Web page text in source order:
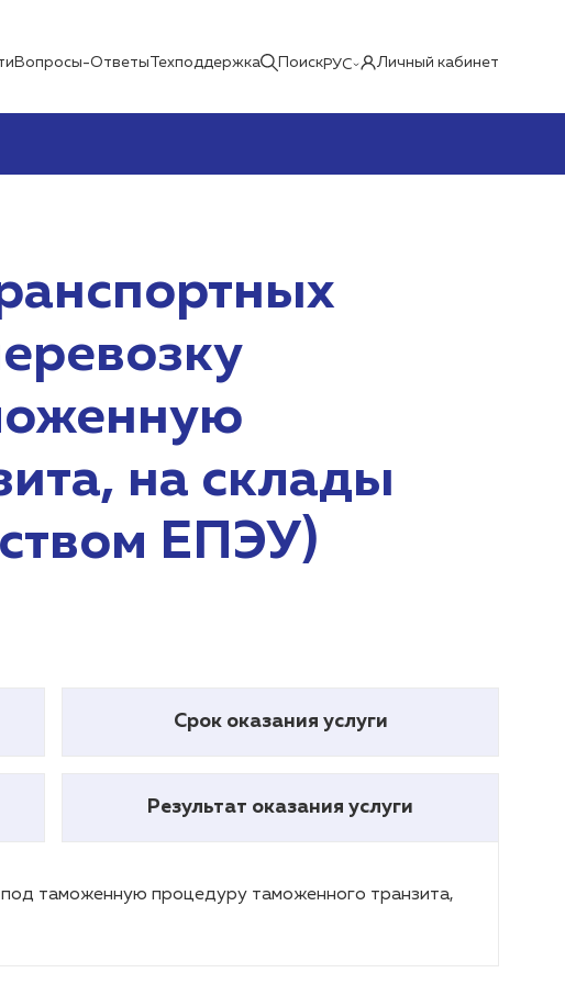
Вопросы-Ответы Техподдержка ПоискРУС Личный кабинет
на склады
ЕПЭУ)
Срок оказания услуги
Результат оказания услуги
таможенную процедуру таможенного транзита,